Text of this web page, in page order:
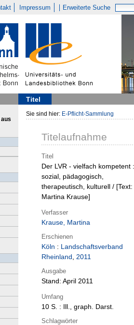
Impressum Erweiterte Suche
Titel
Sie sind hier: E-Pflicht-Sammlung
Titelaufnahme
Titel
Der LVR - vielfach kompetent :
sozial, pädagogisch,
therapeutisch, kulturell / [Text:
Martina Krause]
Verfasser
Krause, Martina
Erschienen
Köln : Landschaftsverband
Rheinland, 2011
Ausgabe
Stand: April 2011
Umfang
10 S. : Ill., graph. Darst.
Schlagwörter